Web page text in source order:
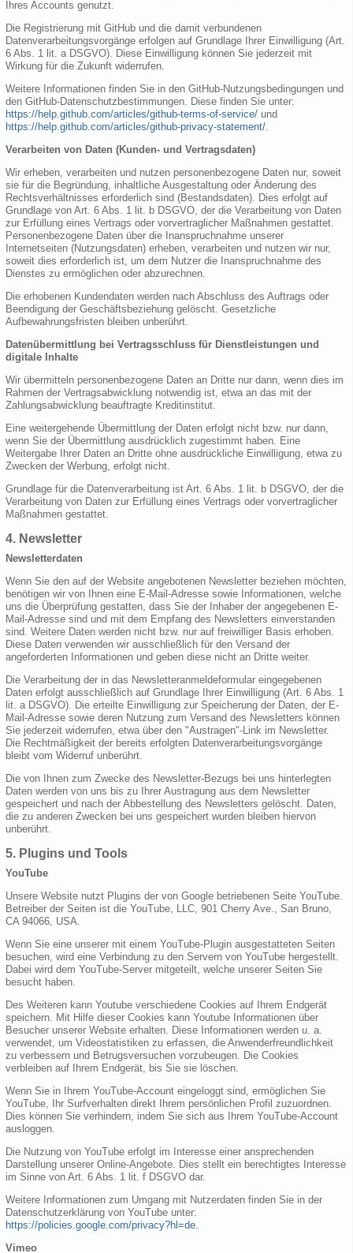
Ihres Accounts genutzt.
Die Registrierung mit GitHub und die damit verbundenen
Datenverarbeitungsvorgänge erfolgen auf Grundlage Ihrer Einwilligung (Art.
6 Abs. 1 lit. a DSGVO). Diese Einwilligung können Sie jederzeit mit
Wirkung für die Zukunft widerrufen.
Weitere Informationen finden Sie in den GitHub-Nutzungsbedingungen und
den GitHub-Datenschutzbestimmungen. Diese finden Sie unter:
https://help.github.com/articles/github-terms-of-service/ und
https://help.github.com/articles/github-privacy-statement/.
Verarbeiten von Daten (Kunden- und Vertragsdaten)
Wir erheben, verarbeiten und nutzen personenbezogene Daten nur, soweit
sie für die Begründung, inhaltliche Ausgestaltung oder Änderung des
Rechtsverhältnisses erforderlich sind (Bestandsdaten). Dies erfolgt auf
Grundlage von Art. 6 Abs. 1 lit. b DSGVO, der die Verarbeitung von Daten
zur Erfüllung eines Vertrags oder vorvertraglicher Maßnahmen gestattet.
Personenbezogene Daten über die Inanspruchnahme unserer
Internetseiten (Nutzungsdaten) erheben, verarbeiten und nutzen wir nur,
soweit dies erforderlich ist, um dem Nutzer die Inanspruchnahme des
Dienstes zu ermöglichen oder abzurechnen.
Die erhobenen Kundendaten werden nach Abschluss des Auftrags oder
Beendigung der Geschäftsbeziehung gelöscht. Gesetzliche
Aufbewahrungsfristen bleiben unberührt.
Datenübermittlung bei Vertragsschluss für Dienstleistungen und
digitale Inhalte
Wir übermitteln personenbezogene Daten an Dritte nur dann, wenn dies im
Rahmen der Vertragsabwicklung notwendig ist, etwa an das mit der
Zahlungsabwicklung beauftragte Kreditinstitut.
Eine weitergehende Übermittlung der Daten erfolgt nicht bzw. nur dann,
wenn Sie der Übermittlung ausdrücklich zugestimmt haben. Eine
Weitergabe Ihrer Daten an Dritte ohne ausdrückliche Einwilligung, etwa zu
Zwecken der Werbung, erfolgt nicht.
Grundlage für die Datenverarbeitung ist Art. 6 Abs. 1 lit. b DSGVO, der die
Verarbeitung von Daten zur Erfüllung eines Vertrags oder vorvertraglicher
Maßnahmen gestattet.
4. Newsletter
Newsletterdaten
Wenn Sie den auf der Website angebotenen Newsletter beziehen möchten,
benötigen wir von Ihnen eine E-Mail-Adresse sowie Informationen, welche
uns die Überprüfung gestatten, dass Sie der Inhaber der angegebenen E-
Mail-Adresse sind und mit dem Empfang des Newsletters einverstanden
sind. Weitere Daten werden nicht bzw. nur auf freiwilliger Basis erhoben.
Diese Daten verwenden wir ausschließlich für den Versand der
angeforderten Informationen und geben diese nicht an Dritte weiter.
Die Verarbeitung der in das Newsletteranmeldeformular eingegebenen
Daten erfolgt ausschließlich auf Grundlage Ihrer Einwilligung (Art. 6 Abs. 1
lit. a DSGVO). Die erteilte Einwilligung zur Speicherung der Daten, der E-
Mail-Adresse sowie deren Nutzung zum Versand des Newsletters können
Sie jederzeit widerrufen, etwa über den "Austragen"-Link im Newsletter.
Die Rechtmäßigkeit der bereits erfolgten Datenverarbeitungsvorgänge
bleibt vom Widerruf unberührt.
Die von Ihnen zum Zwecke des Newsletter-Bezugs bei uns hinterlegten
Daten werden von uns bis zu Ihrer Austragung aus dem Newsletter
gespeichert und nach der Abbestellung des Newsletters gelöscht. Daten,
die zu anderen Zwecken bei uns gespeichert wurden bleiben hiervon
unberührt.
5. Plugins und Tools
YouTube
Unsere Website nutzt Plugins der von Google betriebenen Seite YouTube.
Betreiber der Seiten ist die YouTube, LLC, 901 Cherry Ave., San Bruno,
CA 94066, USA.
Wenn Sie eine unserer mit einem YouTube-Plugin ausgestatteten Seiten
besuchen, wird eine Verbindung zu den Servern von YouTube hergestellt.
Dabei wird dem YouTube-Server mitgeteilt, welche unserer Seiten Sie
besucht haben.
Des Weiteren kann Youtube verschiedene Cookies auf Ihrem Endgerät
speichern. Mit Hilfe dieser Cookies kann Youtube Informationen über
Besucher unserer Website erhalten. Diese Informationen werden u. a.
verwendet, um Videostatistiken zu erfassen, die Anwenderfreundlichkeit
zu verbessern und Betrugsversuchen vorzubeugen. Die Cookies
verbleiben auf Ihrem Endgerät, bis Sie sie löschen.
Wenn Sie in Ihrem YouTube-Account eingeloggt sind, ermöglichen Sie
YouTube, Ihr Surfverhalten direkt Ihrem persönlichen Profil zuzuordnen.
Dies können Sie verhindern, indem Sie sich aus Ihrem YouTube-Account
ausloggen.
Die Nutzung von YouTube erfolgt im Interesse einer ansprechenden
Darstellung unserer Online-Angebote. Dies stellt ein berechtigtes Interesse
im Sinne von Art. 6 Abs. 1 lit. f DSGVO dar.
Weitere Informationen zum Umgang mit Nutzerdaten finden Sie in der
Datenschutzerklärung von YouTube unter:
https://policies.google.com/privacy?hl=de
Vimeo